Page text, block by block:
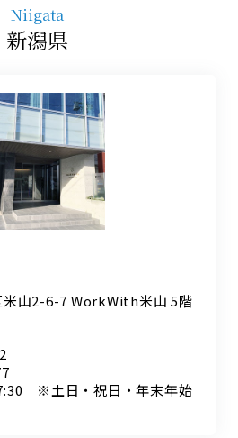
Niigata
新潟県
米山2-6-7 WorkWith米山 5階
※土日・祝日・年末年始